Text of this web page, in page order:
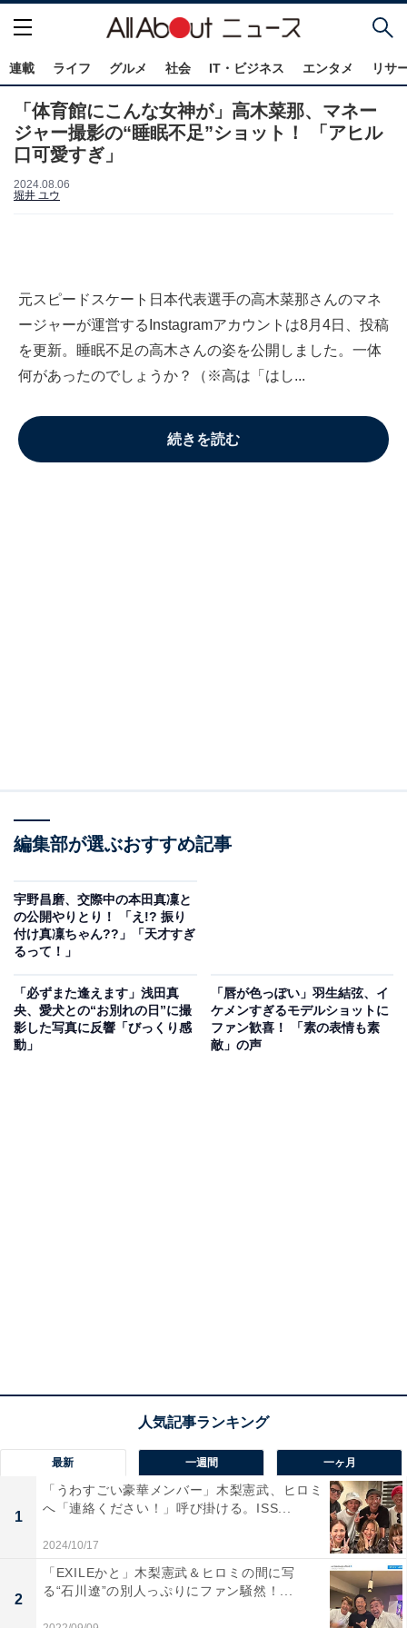
連載 ライフ グルメ 社会 IT・ビジネス エンタメ リサ
「体育館にこんな女神が」高木菜那、マネー
ジャー撮影の“睡眠不足”ショット！ 「アヒル
口可愛すぎ」
2024.08.06
堀井 ユウ
元スピードスケート日本代表選手の高木菜那さんのマネ
ージャーが運営するInstagramアカウントは8月4日、投稿
を更新。睡眠不足の高木さんの姿を公開しました。一体
何があったのでしょうか？（※高は「はし...
続きを読む
編集部が選ぶおすすめ記事
宇野昌磨、交際中の本田真凜と
の公開やりとり！ 「え!? 振り
付け真凜ちゃん??」「天才すぎ
るって！」
「必ずまた逢えます」浅田真
央、愛犬との“お別れの日”に撮
影した写真に反響「びっくり感
動」
「唇が色っぽい」羽生結弦、イ
ケメンすぎるモデルショットに
ファン歓喜！ 「素の表情も素
敵」の声
最新 一週間 一ヶ月
1
「うわすごい豪華メンバー」木梨憲武、ヒロミ
へ「連絡ください！」呼び掛ける。ISS...
2024/10/17
2
「EXILEかと」木梨憲武＆ヒロミの間に写
る“石川遼”の別人っぷりにファン騒然！...